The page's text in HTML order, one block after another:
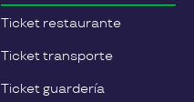
Ticket restaurante
Ticket transporte
Ticket guardería